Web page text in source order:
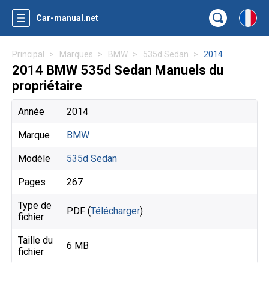
Car-manual.net
Principal Marques BMW 535d Sedan 2014
2014 BMW 535d Sedan Manuels du
propriétaire
Année 2014
Marque BMW
Modèle 535d Sedan
Pages 267
Type de
fichier
PDF (Télécharger)
Taille du
fichier
6 MB